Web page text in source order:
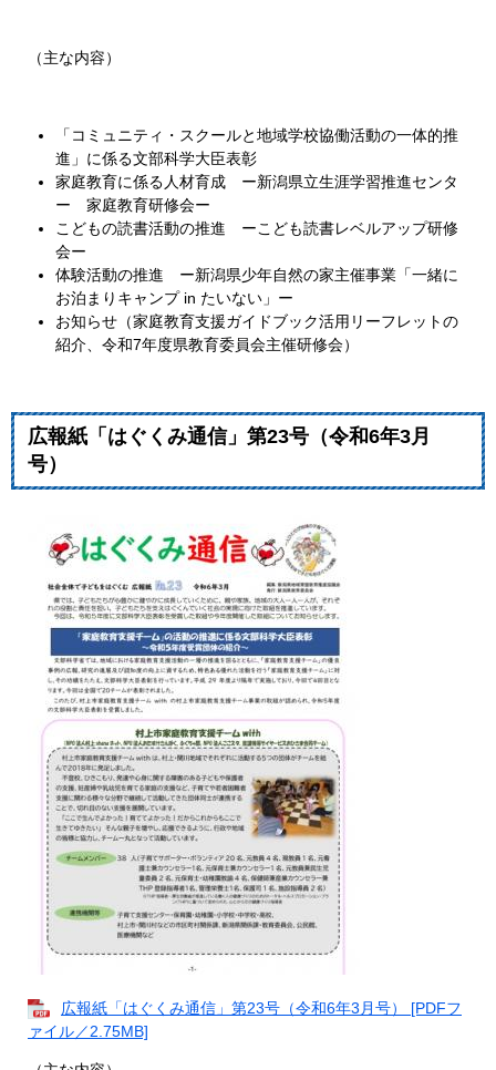
（主な内容）
「コミュニティ・スクールと地域学校協働活動の一体的推
進」に係る文部科学大臣表彰
家庭教育に係る人材育成 ー新潟県立生涯学習推進センタ
ー 家庭教育研修会ー
こどもの読書活動の推進 ーこども読書レベルアップ研修
会ー
体験活動の推進 ー新潟県少年自然の家主催事業「一緒に
お泊まりキャンプ in たいない」ー
お知らせ（家庭教育支援ガイドブック活用リーフレットの
紹介、令和7年度県教育委員会主催研修会）
広報紙「はぐくみ通信」第23号（令和6年3月
号）
広報紙「はぐくみ通信」第23号（令和6年3月号） [PDFフ
ァイル／2.75MB]